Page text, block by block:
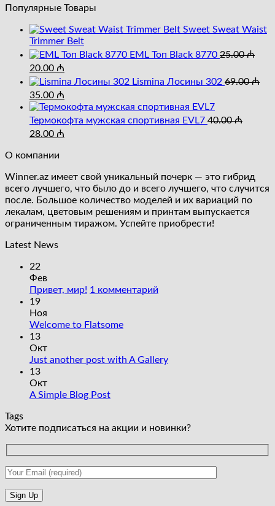
120.00 ₼.
Популярные Товары
Sweet Sweat Waist
Trimmer Belt
EML Топ Black 8770 25.00₼
Первоначальная
цена
составляла
25.00 ₼.
20.00 ₼
цена:
Lismina Лосины 302 69.00₼
Первоначальная
цена
составляла
69.00 ₼.
35.00 ₼
цена:
35.00 ₼.
Термокофта мужская спортивная EVL7 40.00₼
Первоначальная
составляла
28.00 ₼
О компании
Winner.az имеет свой уникальный почерк — это гибрид
всего лучшего, что было до и всего лучшего, что случится
после. Большое количество моделей и их вариаций по
лекалам, цветовым решениям и принтам выпускается
ограниченным тиражом. Успейте приобрести!
Latest News
22
Фев
Привет, мир! 1 комментарий
19
Ноя
Welcome to FlatsomeКомментариев
Welcome
13
Окт
Just another post with A GalleryКомментариев
with
13
Окт
A Simple Blog PostКомментариев
A
Tags
Хотите подписаться на акции и новинки?